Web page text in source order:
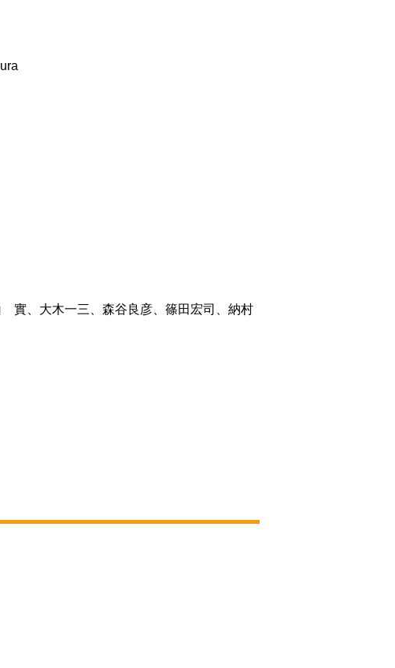
、大木一三、森谷良彦、篠田宏司、納村